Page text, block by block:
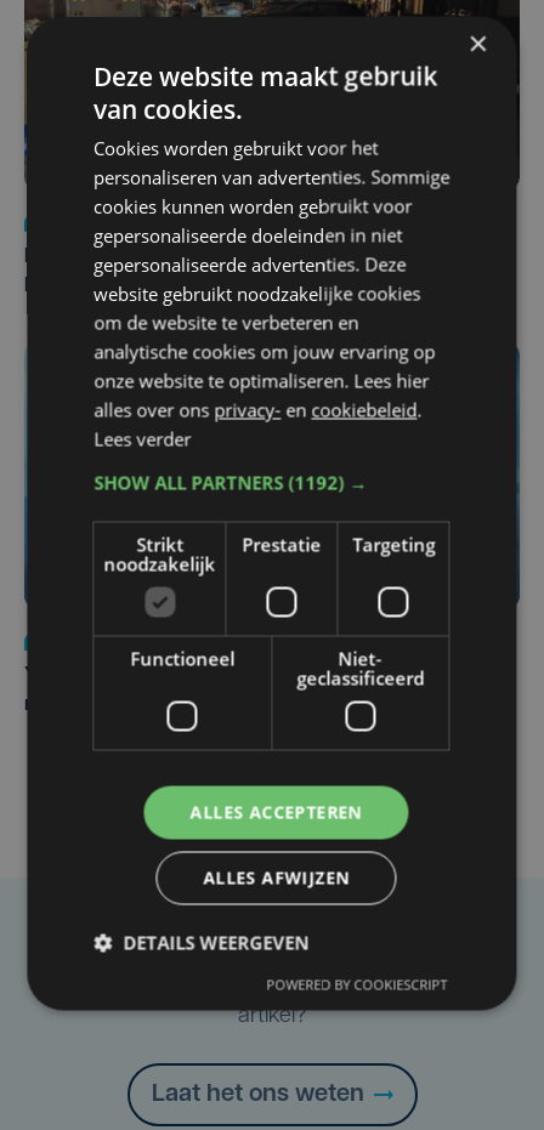
di 4 augustus | 09:32
Man en vrouw dood aangetroffen in woning in Sint-
Pieters Brugge
Nieuws
do 6 augustus | 21:30
Yaro (19), slachtoffer van vechtpartij, is na
maandenlange coma overleden
Taalfout opgemerkt?
Heb je een taal- of schrijffout opgemerkt in dit
artikel?
Laat het ons weten
×
Deze website maakt gebruik
van cookies.
Cookies worden gebruikt voor het
personaliseren van advertenties. Sommige
cookies kunnen worden gebruikt voor
gepersonaliseerde doeleinden in niet
gepersonaliseerde advertenties. Deze
website gebruikt noodzakelijke cookies
om de website te verbeteren en
analytische cookies om jouw ervaring op
onze website te optimaliseren. Lees hier
alles over ons privacy- en cookiebeleid.
Lees verder
SHOW ALL PARTNERS(1192) →
Strikt
noodzakelijk
Prestatie Targeting
Functioneel
Niet-
geclassificeerd
ALLES ACCEPTEREN
ALLES AFWIJZEN
DETAILS WEERGEVEN
POWERED BY COOKIESCRIPT